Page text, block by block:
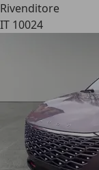
Rivenditore
IT 10024